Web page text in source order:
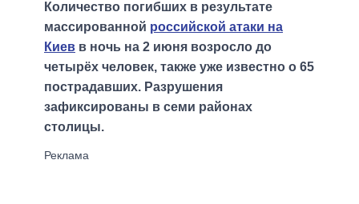
Количество погибших в результате
массированной российской атаки на
Киев в ночь на 2 июня возросло до
четырёх человек, также уже известно о 65
пострадавших. Разрушения
зафиксированы в семи районах
столицы.